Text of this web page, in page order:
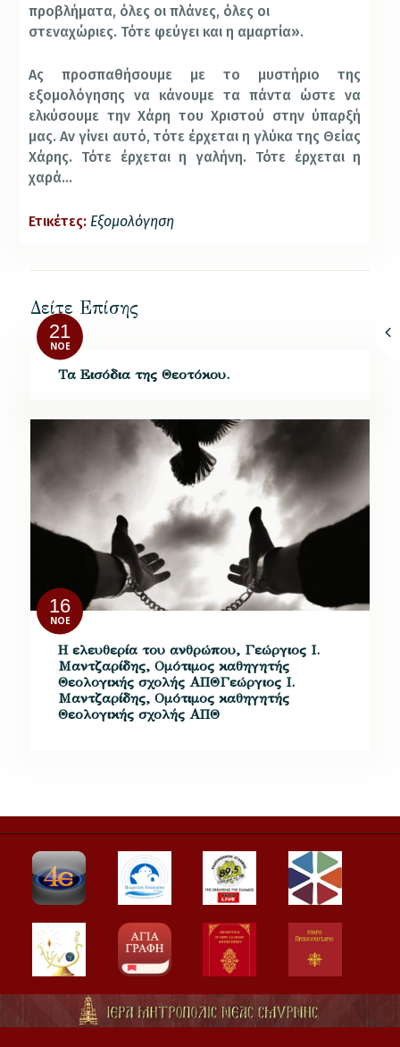
προβλήματα, όλες οι πλάνες, όλες οι
στεναχώριες. Τότε φεύγει και η αμαρτία».
Ας προσπαθήσουμε με το μυστήριο της
εξομολόγησης να κάνουμε τα πάντα ώστε να
ελκύσουμε την Χάρη του Χριστoύ στην ύπαρξή
μας. Αν γίνει αυτό, τότε έρχεται η γλύκα της Θείας
Χάρης. Τότε έρχεται η γαλήνη. Τότε έρχεται η
χαρά…
Ετικέτες: Εξομολόγηση
Δείτε Επίσης
21
ΝΟΈ
Τα Εισόδια της Θεοτόκου.
16
ΝΟΈ
Η ελευθερία του ανθρώπου, Γεώργιος Ι.
Μαντζαρίδης, Ομότιμος καθηγητής
Θεολογικής σχολής ΑΠΘΓεώργιος Ι.
Μαντζαρίδης, Ομότιμος καθηγητής
Θεολογικής σχολής ΑΠΘ